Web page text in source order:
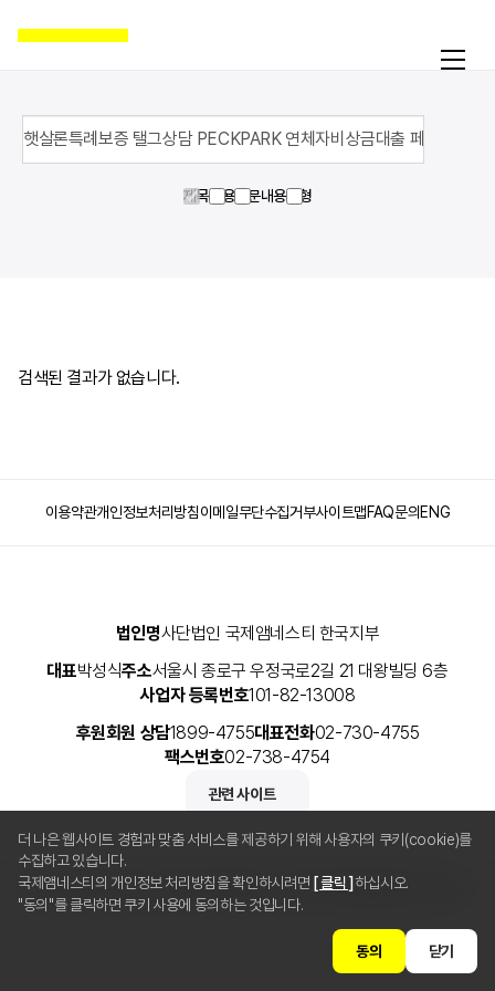
제목내용영문내용유형
검색된 결과가 없습니다.
이용약관개인정보처리방침이메일무단수집거부사이트맵FAQ문의 ENG
법인명사단법인 국제앰네스티 한국지부
대표박성식주소서울시 종로구 우정국로2길 21 대왕빌딩 6층
사업자 등록번호101-82-13008
후원회원 상담1899-4755대표전화02-730-4755
팩스번호02-738-4754
관련 사이트
Copyright © 2025 사단법인 국제앰네스티 한국지부 All Rights Reserved.
더 나은 웹사이트 경험과 맞춤 서비스를 제공하기 위해 사용자의 쿠키(cookie)를
수집하고 있습니다.
국제앰네스티의 개인정보 처리방침을 확인하시려면 [ 클릭 ] 하십시오.
"동의"를 클릭하면 쿠키 사용에 동의하는 것입니다.
동의 닫기